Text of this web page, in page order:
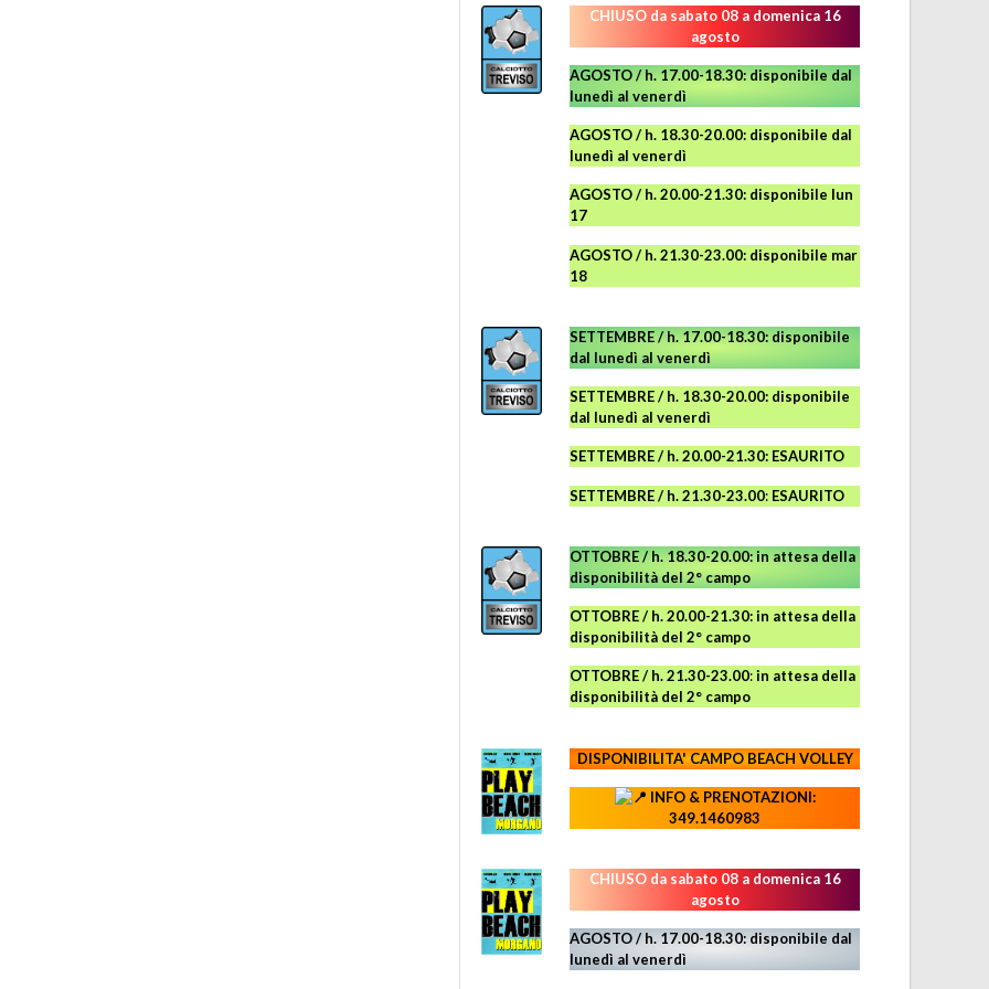
CHIUSO da sabato 08 a domenica 16
agosto
AGOSTO / h. 17.00-18.30: disponibile dal
lunedì al venerdì
AGOSTO/ h. 18.30-20.00: disponibile dal
lunedì al venerdì
AGOSTO / h. 20.00-21.30: disponibile lun
17
AGOSTO/ h. 21.30-23.00: disponibile mar
18
SETTEMBRE / h. 17.00-18.30: disponibile
dal lunedì al venerdì
SETTEMBRE / h. 18.30-20.00: disponibile
dal lunedì al venerdì
SETTEMBRE / h. 20.00-21.30: ESAURITO
SETTEMBRE / h. 21.30-23.00: ESAURITO
OTTOBRE / h. 18.30-20.00:in attesa della
disponibilità del 2° campo
OTTOBRE / h. 20.00-21.30:in attesa della
disponibilità del 2° campo
OTTOBRE / h. 21.30-23.00:in attesa della
disponibilità del 2° campo
DISPONIBILITA' CAMPOBEACH VOLLEY
INFO & PRENOTAZIONI:
349.1460983
CHIUSO da sabato 08 a domenica 16
agosto
AGOSTO / h. 17.00-18.30: disponibile dal
lunedì al venerdì